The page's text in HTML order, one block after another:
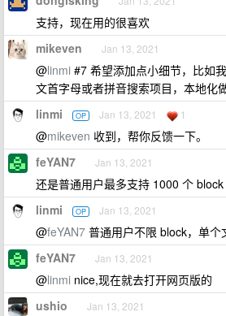
支持，现在用的很喜欢
mikeven Jan 13, 2021
@linmi #7 希望添加点小细节，比如
文首字母或者拼音搜索项目，本地化
linmi OP Jan 13, 2021 1
@mikeven 收到，帮你反馈一下。
feYAN7 Jan 13, 2021
还是普通用户最多支持 1000 个
linmi OP Jan 13, 2021
@feYAN7 普通用户不限 block，单个
feYAN7 Jan 13, 2021
@linmi nice,现在就去打开网页版的
ushio Jan 13, 2021